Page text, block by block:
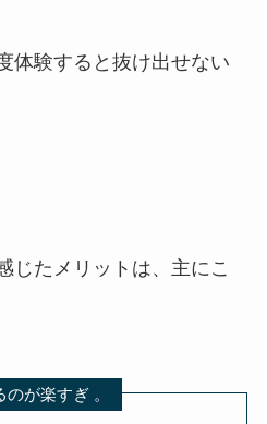
体験すると抜け出せない
じたメリットは、主にこ
が楽すぎ 。